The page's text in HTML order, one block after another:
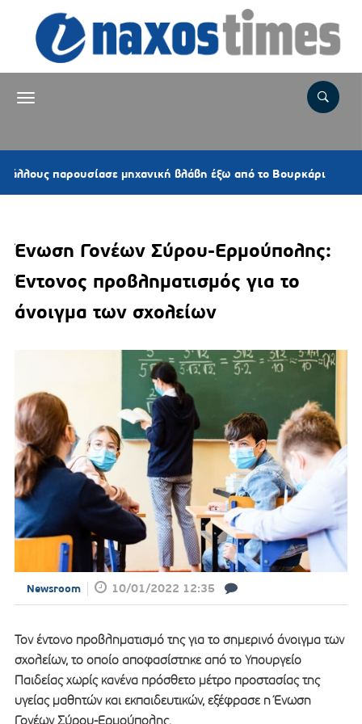
μηχανική βλάβη έξω από το Βουρκάρι 4 ώρες
Ένωση Γονέων Σύρου-Ερμούπολης:
Έντονος προβληματισμός για το
άνοιγμα των σχολείων
Newsroom 10/01/2022 12:35
Τον έντονο προβληματισμό της για το σημερινό άνοιγμα των
σχολείων, το οποίο αποφασίστηκε από το Υπουργείο
Παιδείας χωρίς κανένα πρόσθετο μέτρο προστασίας της
υγείας μαθητών και εκπαιδευτικών, εξέφρασε η Ένωση
Γονέων Σύρου-Ερμούπολης.